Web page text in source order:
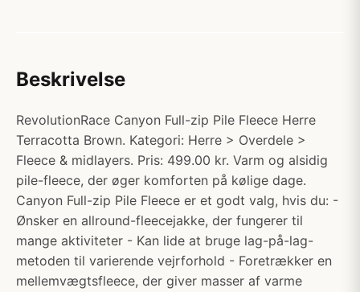
Beskrivelse
RevolutionRace Canyon Full-zip Pile Fleece Herre
Terracotta Brown. Kategori: Herre > Overdele >
Fleece & midlayers. Pris: 499.00 kr. Varm og alsidig
pile-fleece, der øger komforten på kølige dage.
Canyon Full-zip Pile Fleece er et godt valg, hvis du: -
Ønsker en allround-fleecejakke, der fungerer til
mange aktiviteter - Kan lide at bruge lag-på-lag-
metoden til varierende vejrforhold - Foretrækker en
mellemvægtsfleece, der giver masser af varme